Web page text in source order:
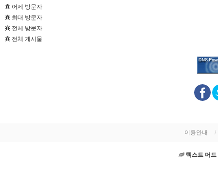
어제 방문자
최대 방문자
전체 방문자
전체 게시물
이용안내
텍스트 머